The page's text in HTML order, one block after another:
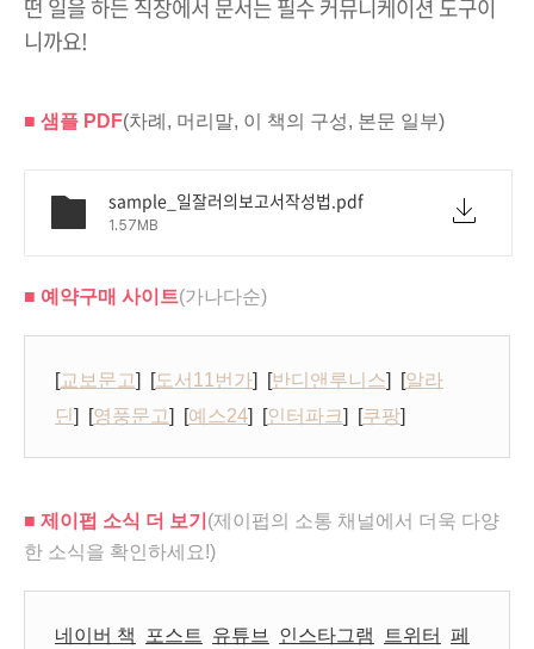
떤 일을 하든 직장에서 문서는 필수 커뮤니케이션 도구이
니까요!
■ 샘플 PDF(차례, 머리말, 이 책의 구성, 본문 일부)
sample_일잘러의보고서작성법.pdf
1.57MB
■ 예약구매 사이트(가나다순)
[교보문고] [도서11번가] [반디앤루니스] [알라
딘 ] [영풍문고] [예스24] [인터파크] [쿠팡]
■ 제이펍 소식 더 보기 (제이펍의 소통 채널에서 더욱 다양
한 소식을 확인하세요!)
네이버 책 포스트 유튜브 인스타그램 트위터
페